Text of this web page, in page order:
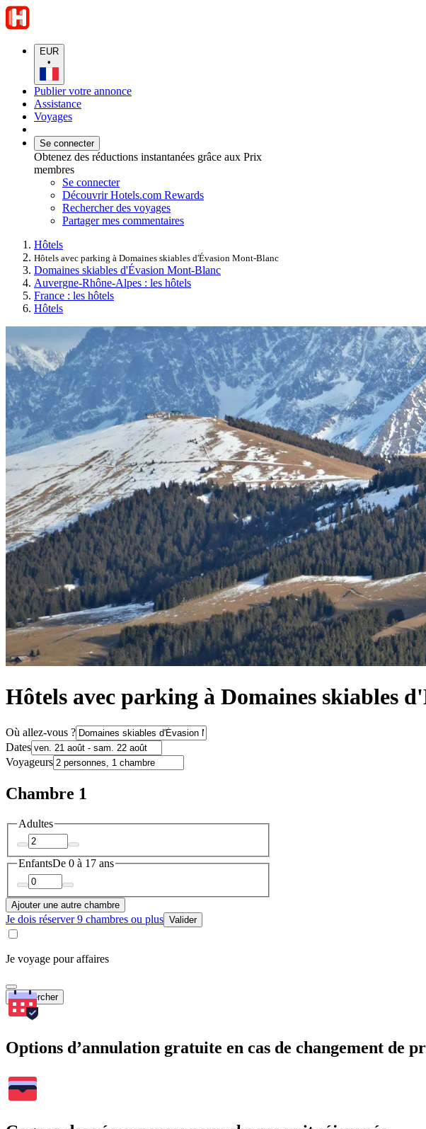
EUR
•
Publier votre annonce
Assistance
Voyages
Se connecter
Obtenez des réductions instantanées grâce aux Prix
membres
Se connecter
Découvrir Hotels.com Rewards
Rechercher des voyages
Partager mes commentaires
Hôtels
Hôtels avec parking à Domaines skiables d'Évasion Mont-Blanc
Domaines skiables d'Évasion Mont-Blanc
Auvergne-Rhône-Alpes : les hôtels
France : les hôtels
Hôtels
Hôtels avec parking à Domaines skiables
Où allez-vous ?
Dates
Voyageurs
Chambre 1
Adultes
EnfantsDe 0 à 17 ans
Ajouter une autre chambre
Je dois réserver 9 chambres ou plus Valider
Je voyage pour affaires
Rechercher
Options d’annulation gratuite en cas de changement de